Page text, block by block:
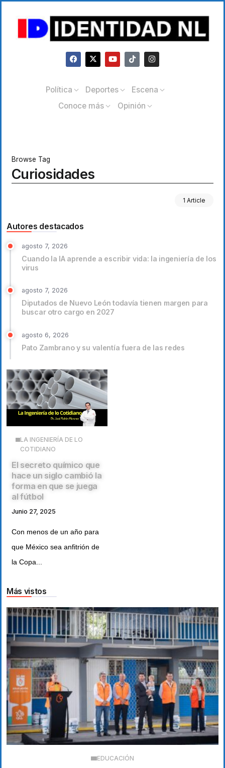
Política Deportes
Escena
Conoce más
Opinión
Browse Tag
Curiosidades
1 Article
Autores destacados
agosto 7, 2026
Cuando la IA aprende a escribir vida: la ingeniería de los
virus
agosto 7, 2026
Diputados de Nuevo León todavía tienen margen para
buscar otro cargo en 2027
agosto 6, 2026
Pato Zambrano y su valentía fuera de las redes
LA INGENIERÍA DE LO
COTIDIANO
El secreto químico que
hace un siglo cambió la
forma en que se juega
al fútbol
Junio 27, 2025
Con menos de un año para
que México sea anfitrión de
la Copa...
Más vistos
EDUCACIÓN